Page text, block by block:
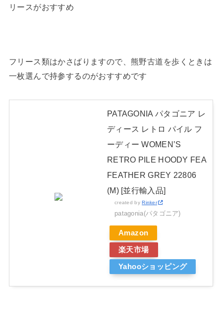
リースがおすすめ
フリース類はかさばりますので、熊野古道を歩くときは
一枚選んで持参するのがおすすめです
PATAGONIA パタゴニア レ
ディース レトロ パイル フ
ーディー WOMEN’S
RETRO PILE HOODY FEA
FEATHER GREY 22806
(M) [並行輸入品]
created byRinker
patagonia(パタゴニア)
Amazon
楽天市場
Yahooショッピング